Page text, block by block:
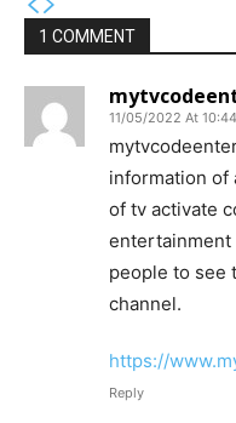
1 COMMENT
11/05/2022 At 10:44
information of
of tv activate
entertainment
people to see
channel.
https://
Reply